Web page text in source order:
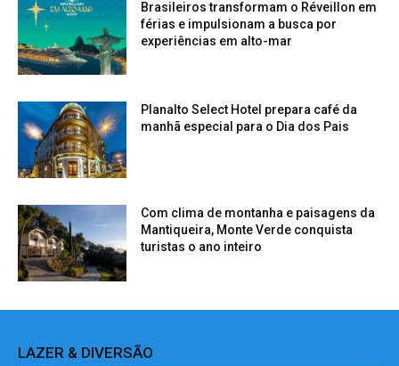
Brasileiros transformam o Réveillon em
férias e impulsionam a busca por
experiências em alto-mar
Planalto Select Hotel prepara café da
manhã especial para o Dia dos Pais
Com clima de montanha e paisagens da
Mantiqueira, Monte Verde conquista
turistas o ano inteiro
LAZER & DIVERSÃO